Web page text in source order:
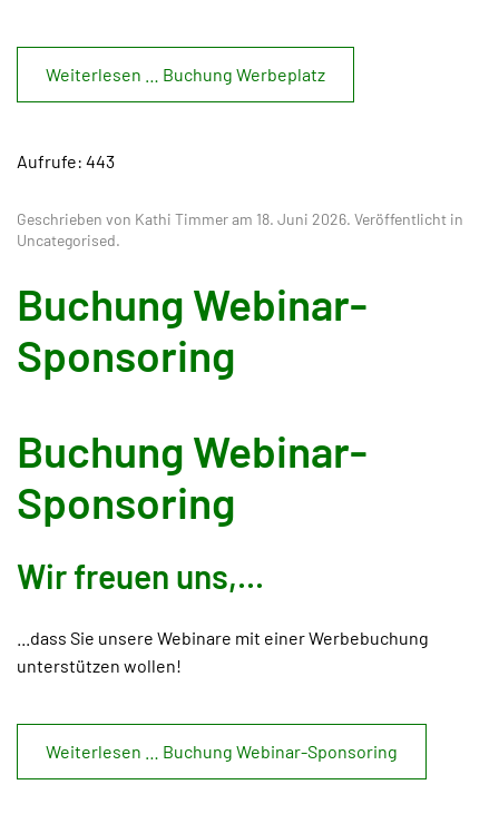
Weiterlesen … Buchung Werbeplatz
Aufrufe: 443
Geschrieben von Kathi Timmer am 18. Juni 2026. Veröffentlicht in
Uncategorised.
Buchung Webinar-
Sponsoring
Buchung Webinar-
Sponsoring
Wir freuen uns,...
...dass Sie unsere Webinare mit einer Werbebuchung
unterstützen wollen!
Weiterlesen … Buchung Webinar-Sponsoring